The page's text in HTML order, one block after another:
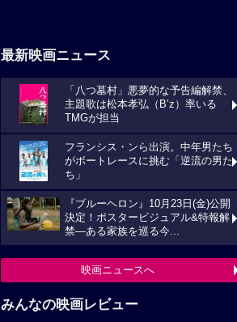
最新映画ニュース
「八つ墓村」悪夢的な予告編解禁、
主題歌は松本孝弘（B’z）率いる
TMGが担当
フランシス・ンら出演。中年男たち
がボートレースに挑む「逆流の男た
ち」
『ブルーヘロン』10月23日(金)公開
決定！ポスタービジュアル&特報解
禁―ある家族を巡る今...
映画ニュースへ
みんなの映画レビュー